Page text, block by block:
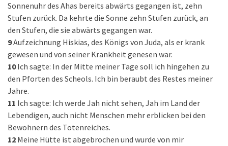
Sonnenuhr des Ahas bereits abwärts gegangen ist, zehn
Stufen zurück. Da kehrte die Sonne zehn Stufen zurück, an
den Stufen, die sie abwärts gegangen war.
9Aufzeichnung Hiskias, des Königs von Juda, als er krank
gewesen und von seiner Krankheit genesen war.
10 Ich sagte: In der Mitte meiner Tage soll ich hingehen zu
den Pforten des Scheols. Ich bin beraubt des Restes meiner
Jahre.
11 Ich sagte: Ich werde Jah nicht sehen, Jah im Land der
Lebendigen, auch nicht Menschen mehr erblicken bei den
Bewohnern des Totenreiches.
12 Meine Hütte ist abgebrochen und wurde von mir